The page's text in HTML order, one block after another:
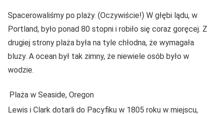
Spacerowaliśmy po plaży. (Oczywiście!) W głębi lądu, w
Portland, było ponad 80 stopni i robiło się coraz goręcej. Z
drugiej strony plaża była na tyle chłodna, że wymagała
bluzy. A ocean był tak zimny, że niewiele osób było w
wodzie.
Plaża w Seaside, Oregon
Lewis i Clark dotarli do Pacyfiku w 1805 roku w miejscu,